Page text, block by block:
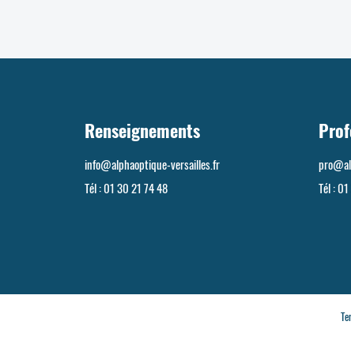
Renseignements
info@alphaoptique-versailles.fr
Tél :01 30 21 74 48
Tél :